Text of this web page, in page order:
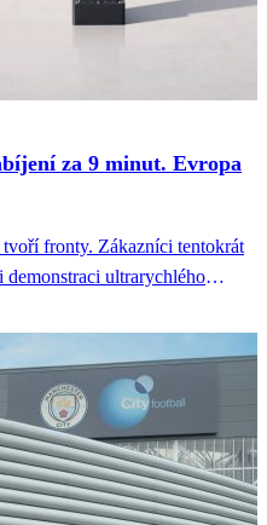
za 9 minut. Evropa
fronty. Zákazníci tentokrát
ultrarychlého